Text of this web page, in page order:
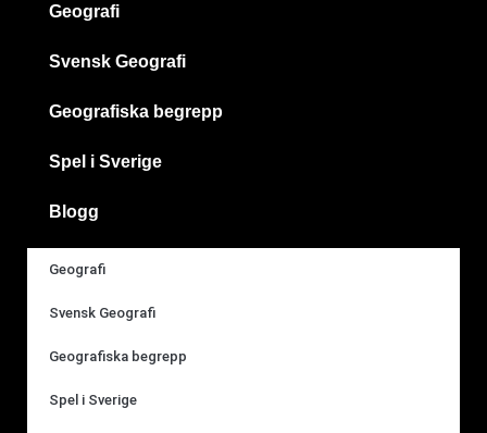
Geografi
Svensk Geografi
Geografiska begrepp
Spel i Sverige
Blogg
Geografi
Svensk Geografi
Geografiska begrepp
Spel i Sverige